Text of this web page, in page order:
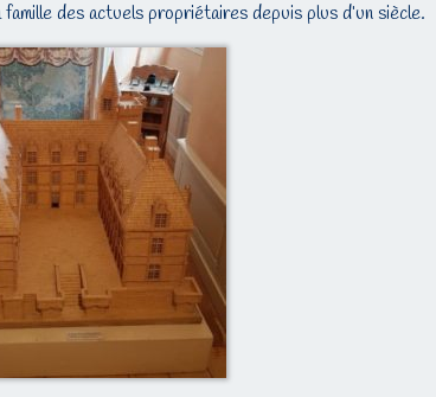
des actuels propriétaires depuis plus d’un siècle.